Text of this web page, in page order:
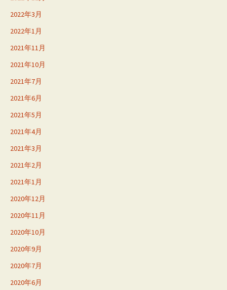
2022年3月
2022年1月
2021年11月
2021年10月
2021年7月
2021年6月
2021年5月
2021年4月
2021年3月
2021年2月
2021年1月
2020年12月
2020年11月
2020年10月
2020年9月
2020年7月
2020年6月